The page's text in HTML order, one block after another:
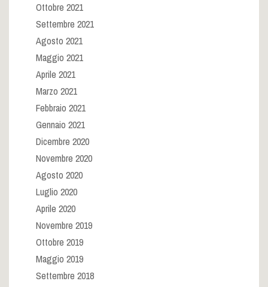
Ottobre 2021
Settembre 2021
Agosto 2021
Maggio 2021
Aprile 2021
Marzo 2021
Febbraio 2021
Gennaio 2021
Dicembre 2020
Novembre 2020
Agosto 2020
Luglio 2020
Aprile 2020
Novembre 2019
Ottobre 2019
Maggio 2019
Settembre 2018